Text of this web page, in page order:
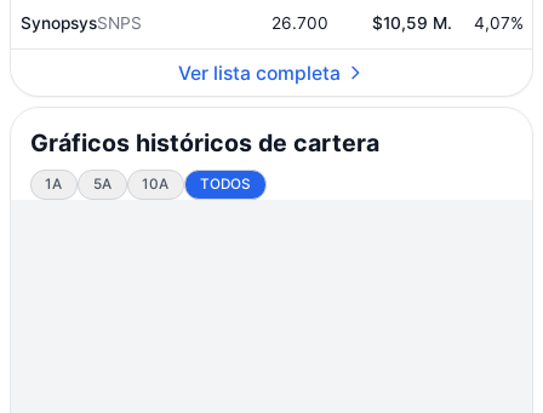
SynopsysSNPS 26.700 $10,59 M. 4,07%
Ver lista completa
Gráficos históricos de cartera
1A 5A 10A TODOS